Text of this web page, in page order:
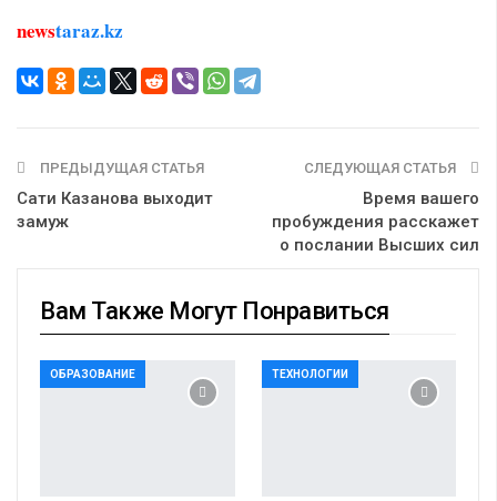
newstaraz.kz
ПРЕДЫДУЩАЯ СТАТЬЯ
Сати Казанова выходит
замуж
СЛЕДУЮЩАЯ СТАТЬЯ
Время вашего
пробуждения расскажет
о послании Высших сил
Вам Также Могут Понравиться
ОБРАЗОВАНИЕ ТЕХНОЛОГИИ